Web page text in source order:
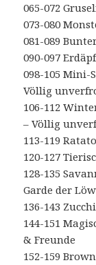
065-072
073-080
081-089
090-097
098-105 Mini-
Völlig
106-112
– Völlig
113-119
120-127
128-135
Garde der
136-143
144-151
& Freunde
152-159